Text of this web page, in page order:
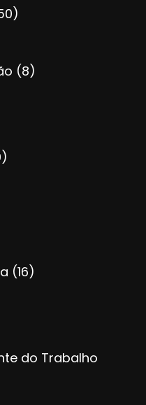
(8)
(16)
do Trabalho